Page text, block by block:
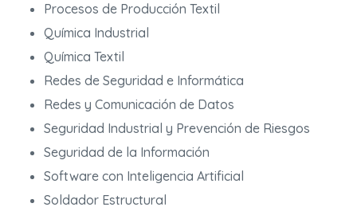
Procesos de Producción Textil
Química Industrial
Química Textil
Redes de Seguridad e Informática
Redes y Comunicación de Datos
Seguridad Industrial y Prevención de Riesgos
Seguridad de la Información
Software con Inteligencia Artificial
Soldador Estructural